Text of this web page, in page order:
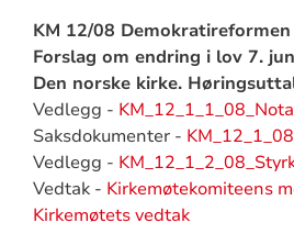
KM 12/08
Forslag om endring i lov 7.
Den norske kirke.
Vedlegg -
Saksdokumenter -
Vedlegg -
Vedtak - Kirkemøtekomiteens
Kirkemøtets vedtak